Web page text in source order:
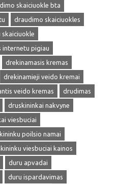
skaiciuokle bta
draudimo skaiciuokles
internetu pigiau
drekinamasis kremas
drekinamieji veido kremai
veido kremas
drudimas
druskininkai nakvyne
viesbuciai
poilsio namai
viesbuciai kainos
duru apvadai
duru ispardavimas